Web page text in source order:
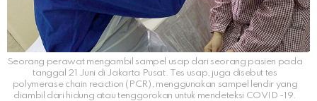
Seorang perawat mengambil sampel usap dari seorang pasien pada
tanggal 21 Juni di Jakarta Pusat. Tes usap, juga disebut tes
polymerase chain reaction (PCR), menggunakan sampel lendir yang
diambil dari hidung atau tenggorokan untuk mendeteksi COVID -19.